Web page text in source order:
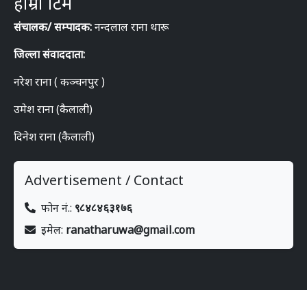
संचालक/ सम्पादक:नन्दलाल राना थारू
जिल्ला संवाददाता:
नरेश राना ( कञ्चनपुर )
उमेश राना (कैलाली)
दिनेश राना (कैलाली)
Advertisement / Contact
फोन नं.: ९८४८४६३१७६
इमेल: ranatharuwa@gmail.com